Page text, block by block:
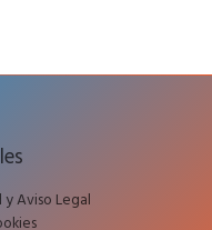
Aviso Legal